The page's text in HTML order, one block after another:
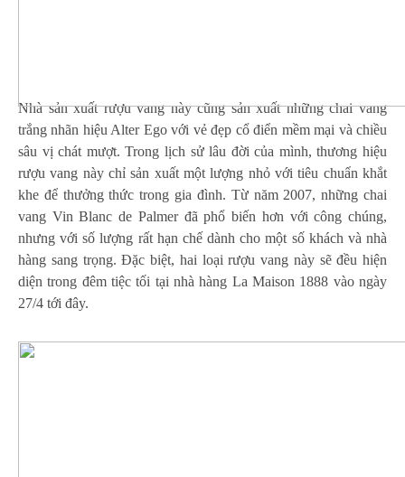
Nhà sản xuất rượu vang này cũng sản xuất những chai vang
trắng nhãn hiệu Alter Ego với vẻ đẹp cổ điển mềm mại và chiều
sâu vị chát mượt. Trong lịch sử lâu đời của mình, thương hiệu
rượu vang này chỉ sản xuất một lượng nhỏ với tiêu chuẩn khắt
khe để thưởng thức trong gia đình. Từ năm 2007, những chai
vang Vin Blanc de Palmer đã phổ biến hơn với công chúng,
nhưng với số lượng rất hạn chế dành cho một số khách và nhà
hàng sang trọng. Đặc biệt, hai loại rượu vang này sẽ đều hiện
diện trong đêm tiệc tối tại nhà hàng La Maison 1888 vào ngày
27/4 tới đây.